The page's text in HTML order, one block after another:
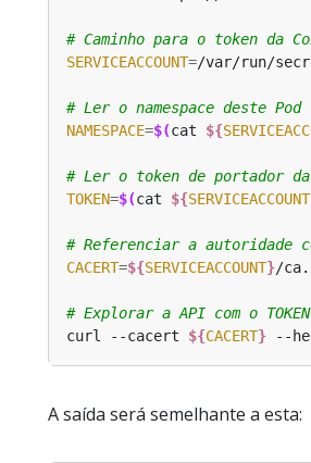
# Caminho para o token da
SERVICEACCOUNT=
# Ler o namespace deste Pod
NAMESPACE=$(cat ${
# Ler o token de portador
TOKEN=$(cat ${SERVICEACCOUNT
# Referenciar a autoridade
CACERT=${SERVICEACCOUNT}
# Explorar a API com o TOKEN
curl --cacert ${CACERT} --
A saída será semelhante a esta: